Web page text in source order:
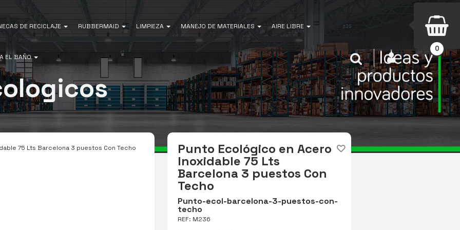
DE RECICLAJE RUBBERMAID LIMPIEZA MANEJO DE MATERIALES AIRE LIBRE
EL BAÑO INICIAR SESIÓN
Buscar
0
75 Lts Barcelona 3 puestos Con Techo
Punto Ecológico en Acero
Inoxidable 75 Lts
Barcelona 3 puestos Con
Techo
Punto-ecol-barcelona-3-puestos-con-
techo
REF: M236